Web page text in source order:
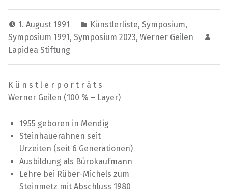
1. August 1991 Künstlerliste, Symposium,
Symposium 1991, Symposium 2023, Werner Geilen
Lapidea Stiftung
K ü n s t l e r p o r t r ä t s
Werner Geilen (100 % – Layer)
1955 geboren in Mendig
Steinhauerahnen seit
Urzeiten (seit 6 Generationen)
Ausbildung als Bürokaufmann
Lehre bei Rüber-Michels zum
Steinmetz mit Abschluss 1980